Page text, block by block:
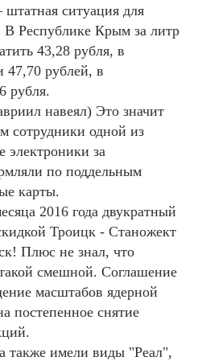
ситуация для
В Республике Крым за литр
43,28 рубля, в
47,70 рублей, в
рубля.
навеял) Это значит
сотрудники одной из
электроники за
по поддельным
карты.
2016 года двукратный
Троицк - Станожект
Плюс не знал, что
смешной. Соглашение
масштабов ядерной
постепенное снятие
также имели виды "Реал",